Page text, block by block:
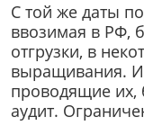
С той же даты
ввозимая в РФ,
отгрузки, в
выращивания.
проводящие их,
аудит.